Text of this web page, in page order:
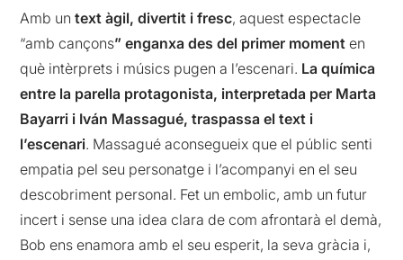
Amb untext àgil, divertit i fresc, aquest espectacle
“amb cançons” enganxa des del primer moment en
què intèrprets i músics pugen a l’escenari. La química
entre la parella protagonista, interpretada per Marta
Bayarri i Iván Massagué, traspassa el text i
l’escenari. Massagué aconsegueix que el públic senti
empatia pel seu personatge i l’acompanyi en el seu
descobriment personal. Fet un embolic, amb un futur
incert i sense una idea clara de com afrontarà el demà,
Bob ens enamora amb el seu esperit, la seva gràcia i,